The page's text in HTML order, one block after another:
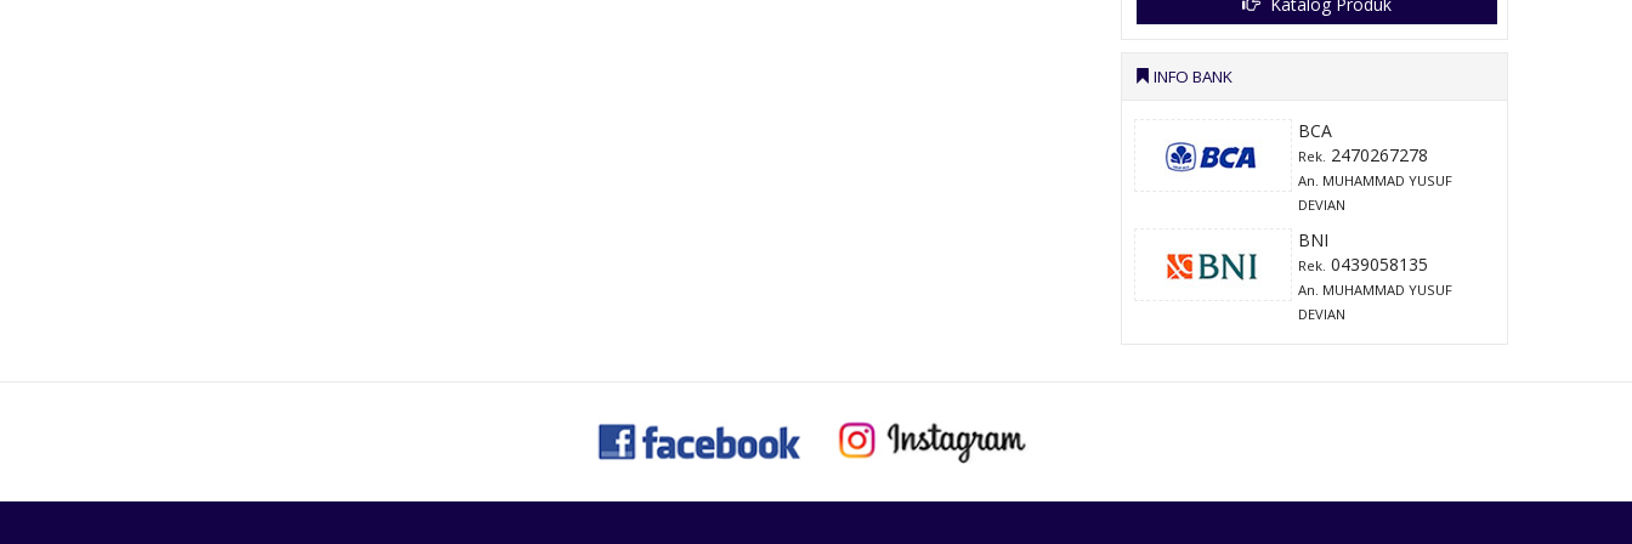
INFO BANK
BCA
Rek. 2470267278
An. MUHAMMAD YUSUF
DEVIAN
BNI
Rek. 0439058135
An. MUHAMMAD YUSUF
DEVIAN